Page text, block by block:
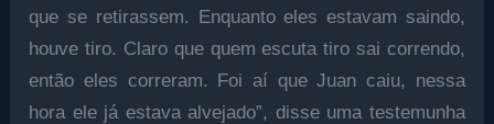
que se retirassem. Enquanto eles estavam saindo,
houve tiro. Claro que quem escuta tiro sai correndo,
então eles correram. Foi aí que Juan caiu, nessa
hora ele já estava alvejado”, disse uma testemunha